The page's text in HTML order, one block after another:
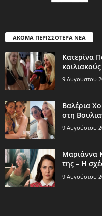
ΑΚΟΜΑ ΠΕΡΙΣΣΟΤΕΡΑ ΝΕΑ
Κατερίνα
9 Αυγούστου
Βαλέρια
στη
9 Αυγούστου
Μαριάννα
της – Η
9 Αυγούστου